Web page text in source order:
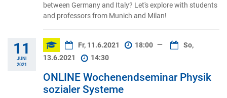
between Germany and Italy? Let's explore with students
and professors from Munich and Milan!
11
JUNI
2021
Fr, 11.6.2021 18:00 —
So,
13.6.2021
14:30
ONLINE Wochenendseminar Physik
sozialer Systeme